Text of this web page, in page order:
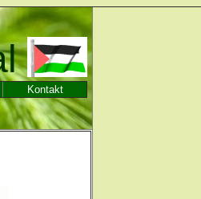
Kontakt